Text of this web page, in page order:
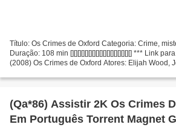
Título: Os Crimes de Oxford Categoria: Crime,
Duração: 108 min [][][][][][][][][][][][][][][][][] *** Link
(2008) Os Crimes de Oxford Atores: Elijah Wood,
(Qa*86) Assistir 2K Os Crimes
Em Português Torrent Magnet